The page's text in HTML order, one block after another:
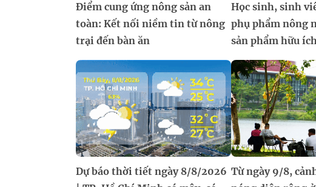
Điểm cung ứng nông sản an
toàn: Kết nối niềm tin từ nông
trại đến bàn ăn
Học sinh, sinh
phụ phẩm nông
sản phẩm hữu
Dự báo thời tiết ngày 8/8/2026 Từ ngày 9/8,